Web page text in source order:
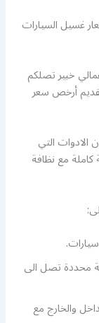
غسيل السيارات
خبير تصلكم
أرخص سعر
التي
مع نظافة
محددة تصل الى
والخارج مع